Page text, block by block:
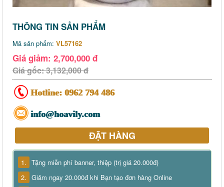
THÔNG TIN SẢN PHẨM
Mã sản phẩm: VL57162
Giá giảm: 2,700,000 đ
Giá gốc: 3,132,000 đ
Hotline: 0962 794 486
info@hoavily.com
ĐẶT HÀNG
1. Tặng miễn phí banner, thiệp (trị giá 20.000đ)
2. Giảm ngay 20.000đ khi Bạn tạo đơn hàng Online